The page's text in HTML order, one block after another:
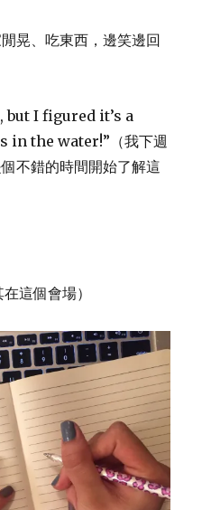
晃、吃東西，邊笑邊回
I figured it’s a
in the water!”（我下週
不錯的時間開始了解這
這個會場）